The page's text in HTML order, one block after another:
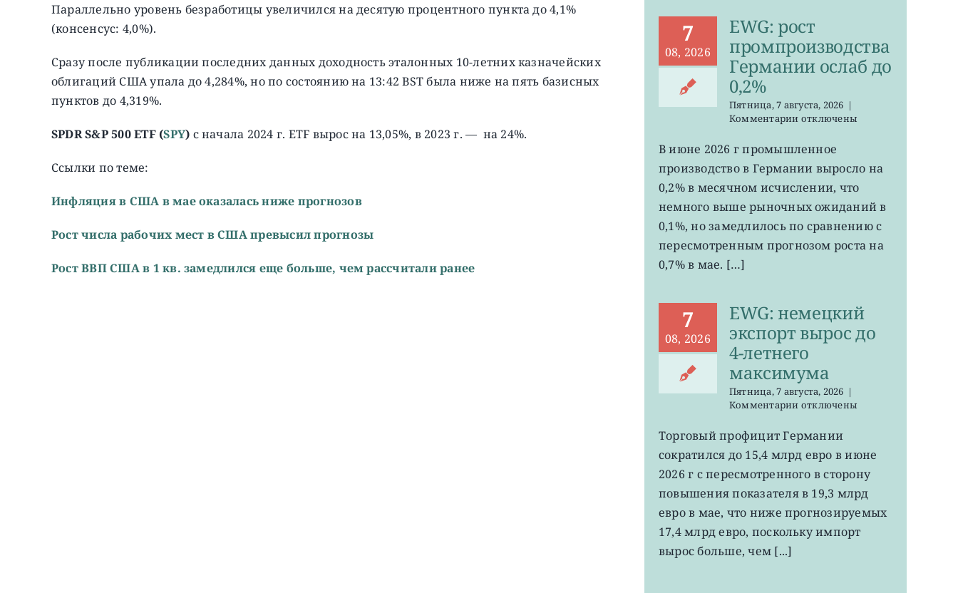
Параллельно уровень безработицы увеличился на десятую процентного пункта до 4,1%
(консенсус: 4,0%).
Сразу после публикации последних данных доходность эталонных 10-летних казначейских
облигаций США упала до 4,284%, но по состоянию на 13:42 BST была ниже на пять базисных
пунктов до 4,319%.
SPDR S&P 500 ETF (SPY) с начала 2024 г. ETF вырос на 13,05%, в 2023 г. — на 24%.
Ссылки по теме:
Инфляция в США в мае оказалась ниже прогнозов
Рост числа рабочих мест в США превысил прогнозы
Рост ВВП США в 1 кв. замедлился еще больше, чем рассчитали ранее
7
08, 2026
EWG: рост
промпроизводства
Германии ослаб до
0,2%
Пятница, 7 августа, 2026 |
Комментариик
EWG:
рост
промпроизводства
Германии
до
0,2%
отключены
В июне 2026 г промышленное
производство в Германии выросло на
0,2% в месячном исчислении, что
немного выше рыночных ожиданий в
0,1%, но замедлилось по сравнению с
пересмотренным прогнозом роста на
0,7% в мае. […]
7
08, 2026
EWG: немецкий
экспорт вырос до
4-летнего
максимума
Пятница, 7 августа, 2026 |
Комментариик
EWG:
немецкий
экспорт
вырос
4-
летнего
отключены
Торговый профицит Германии
сократился до 15,4 млрд евро в июне
2026 г с пересмотренного в сторону
повышения показателя в 19,3 млрд
евро в мае, что ниже прогнозируемых
17,4 млрд евро, поскольку импорт
вырос больше, чем [...]